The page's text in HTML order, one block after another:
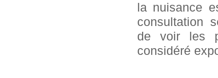
la nuisance
consultation
de voir les
considéré